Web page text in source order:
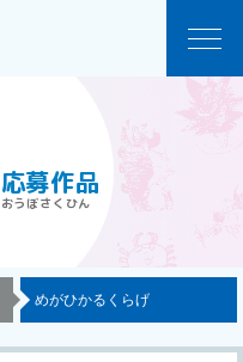
応募作品
めがひかるくらげ